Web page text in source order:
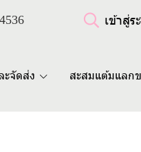
เข้าสู่ร
ะจัดส่ง สะสมแต้มแลก